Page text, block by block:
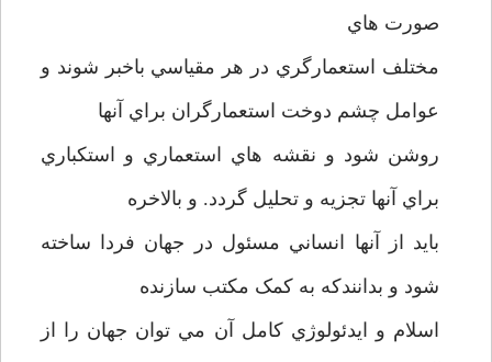
صورت هاي
مختلف استعمارگري در هر مقياسي باخبر شوند و
عوامل چشم دوخت استعمارگران براي آنها
روشن شود و نقشه هاي استعماري و استکباري
براي آنها تجزيه و تحليل گردد. و بالاخره
بايد از آنها انساني مسئول در جهان فردا ساخته
شود و بدانندکه به کمک مکتب سازنده
اسلام و ايدئولوژي کامل آن مي توان جهان را از